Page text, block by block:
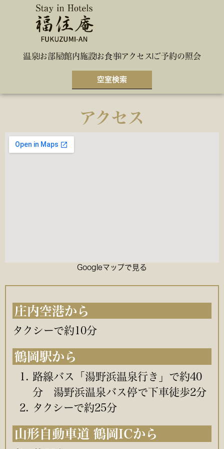
温泉お部屋館内施設お食事アクセス ご予約の照会
空室検索
アクセス
Googleマップで見る
庄内空港から
タクシーで約10分
鶴岡駅から
路線バス「湯野浜温泉行き」で約40
分 湯野浜温泉バス停で下車徒歩2分
タクシーで約25分
山形自動車道 鶴岡ICから